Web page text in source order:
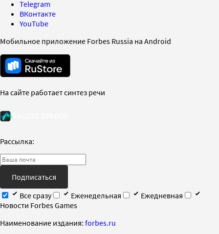
Telegram
ВКонтакте
YouTube
Мобильное приложение Forbes Russia на Android
На сайте работает синтез речи
Рассылка:
Подписаться
Все сразу
Еженедельная
Ежедневная
Новости Forbes Games
Наименование издания: forbes.ru